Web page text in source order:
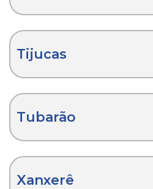
Tijucas
Tubarão
Xanxerê